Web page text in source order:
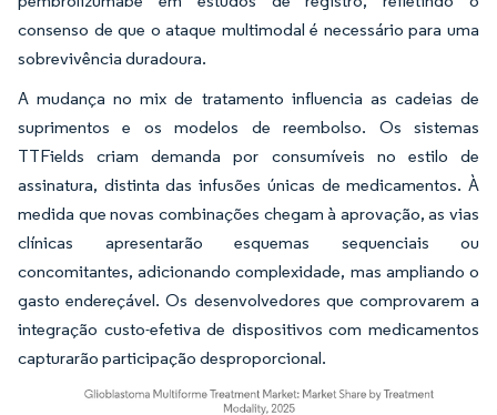
consenso de que o ataque multimodal é necessário para uma
sobrevivência duradoura.
A mudança no mix de tratamento influencia as cadeias de
suprimentos e os modelos de reembolso. Os sistemas
TTFields criam demanda por consumíveis no estilo de
assinatura, distinta das infusões únicas de medicamentos. À
medida que novas combinações chegam à aprovação, as vias
clínicas apresentarão esquemas sequenciais ou
concomitantes, adicionando complexidade, mas ampliando o
gasto endereçável. Os desenvolvedores que comprovarem a
integração custo-efetiva de dispositivos com medicamentos
capturarão participação desproporcional.